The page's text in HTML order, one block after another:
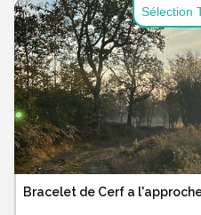
Sélection
Bracelet de Cerf a